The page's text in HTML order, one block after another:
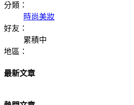
分類：
時尚美妝
好友：
累積中
地區：
最新文章